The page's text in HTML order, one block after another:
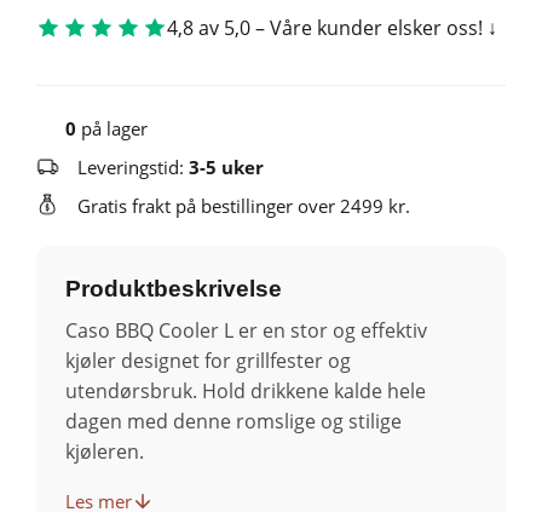
4,8 av 5,0 – Våre kunder elsker oss!
0 på lager
Leveringstid: 3-5 uker
Gratis frakt på bestillinger over 2499 kr.
Produktbeskrivelse
Caso BBQ Cooler L er en stor og effektiv
kjøler designet for grillfester og
utendørsbruk. Hold drikkene kalde hele
dagen med denne romslige og stilige
kjøleren.
Les mer